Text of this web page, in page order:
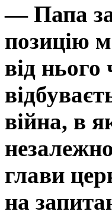
— Папа
позицію
від
війна, в
глави
на